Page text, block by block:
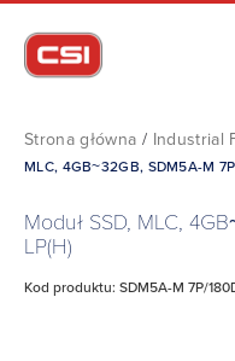
Strona główna / Industrial
MLC, 4GB~32GB, SDM5A-M
Moduł SSD, MLC,
LP(H)
Kod produktu: SDM5A-M 7P/